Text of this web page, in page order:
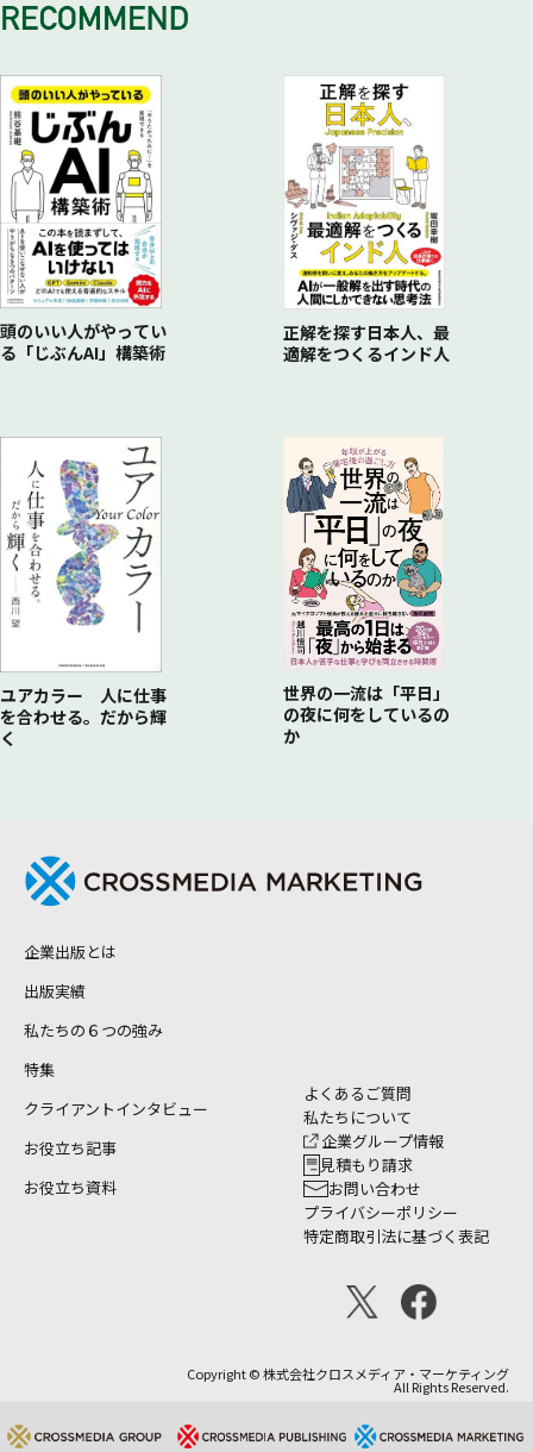
ターゲットを知る事例 ライフスタイル提案（新宿小田急百貨
・地域ブランドづくりのQ&A
2 「商品の裏に物語があり、いいたい順番が整理されている
商品」を作る……自分史を知る
・生産者と生産地の物語を棚卸する
・物語に優先順位をつける
物語を発掘する事例 タテヤマ・ワウ（IAAZAホールディング
ス）
・地域ブランドづくりのQ&A
3 「出身地がはっきりしている、その土地ならでは！ がある
商品」を作る……名を名乗る
・地域に人が集まる前提でブランドづくりをする
・コピーにとことんこだわる
地域名を名乗る事例 ATAO KOBE（株式会社スタジオアタ
オ）
4 「売り場のイメージができている商品」を作る
……見せ方（売り場づくり）を知る VMDの重要性
売り場にこだわった事例 永平寺ごま豆腐（幸家）
・地域ブランドづくりのQ&A
5 「販路を意識した営業活動ができている商品」をつくる
……流通を知る
・効率の良い営業活動で差をつける
・百貨店攻略法① 仕入れ権限者は誰？
流通を戦略的に攻略した事例 イチローズモルト（株式会社ベ
ンチャーウィスキー）
ブランド設計の仕方
・ブランディング整理シート
・事業者の決め方
・ビジョンなきプロジェクトは成功しない
・地域の知恵をかき集める
・最後は情報を絞り込む
・整理シートを発展させたものがプレゼンシート
・商品から語らない
ブランディング整理シートの活用例 ティーアラースの商品提
・デザイン
構）
・和メープルのブランド化を目指して
・最後は大義
頭のいい人がやってい
る「じぶんAI」構築術
正解を探す日本人、最
適解をつくるインド人
ユアカラー 人に仕事
を合わせる。だから輝
く
世界の一流は「平日」
の夜に何をしているの
か
企業出版とは
出版実績
私たちの６つの強み
特集
クライアントインタビュー
お役立ち記事
お役立ち資料
よくあるご質問
私たちについて
企業グループ情報
見積もり請求
お問い合わせ
プライバシーポリシー
特定商取引法に基づく表記
Copyright © 株式会社クロスメディア・マーケティング
All Rights Reserved.